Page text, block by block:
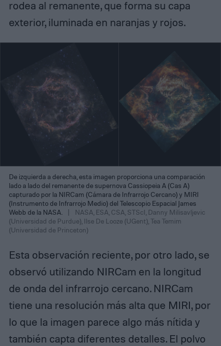
rodea al remanente, que forma su capa
exterior, iluminada en naranjas y rojos.
De izquierda a derecha, esta imagen proporciona una comparación
lado a lado del remanente de supernova Cassiopeia A (Cas A)
capturado por la NIRCam (Cámara de Infrarrojo Cercano) y MIRI
(Instrumento de Infrarrojo Medio) del Telescopio Espacial James
Webb de la NASA.
NASA, ESA, CSA, STScI, Danny Milisavljevic
(Universidad de Purdue), Ilse De Looze (UGent), Tea Temim
(Universidad de Princeton)
Esta observación reciente, por otro lado, se
observó utilizando NIRCam en la longitud
de onda del infrarrojo cercano. NIRCam
tiene una resolución más alta que MIRI, por
lo que la imagen parece algo más nítida y
también capta diferentes detalles. El polvo